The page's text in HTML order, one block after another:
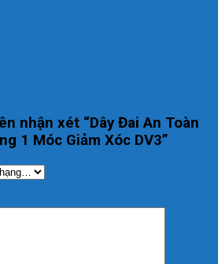
nhận xét “Dây Đai An Toàn
1 Móc Giảm Xóc DV3”